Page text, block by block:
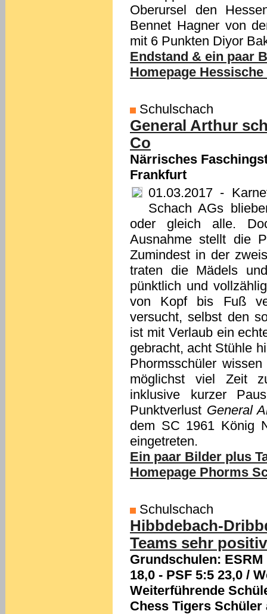
Oberursel den
Bennet Hagner von
mit 6 Punkten Diyor
Endstand & ein paar
Homepage
Schulschach
General Arthur
Co
Närrisches
Frankfurt
01.03.2017 -
Schach AGs
oder gleich alle.
Ausnahme stellt die
Zumindest in der
traten die Mädels
pünktlich und
von Kopf bis Fuß
versucht, selbst den
ist mit Verlaub ein
gebracht, acht Stühle
Phormsschüler
möglichst viel Zeit
inklusive kurzer
Punktverlust General
dem SC 1961 König
eingetreten.
Ein paar Bilder plus
Homepage Phorms
Schulschach
Hibbdebach-
Teams sehr
Grundschulen: ESRM
18,0 - PSF 5:5 23,0 /
Weiterführende
Chess Tigers Schüler